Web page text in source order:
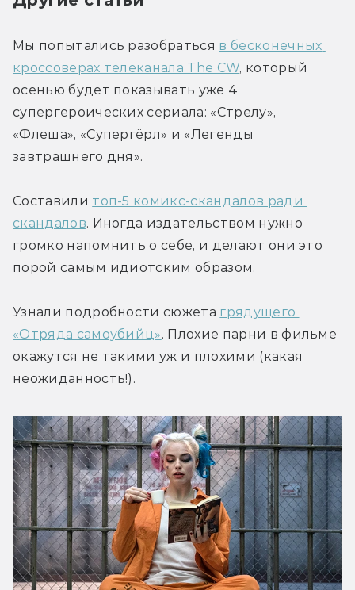
Мы попытались разобраться в бесконечных
кроссоверах телеканала The CW, который
осенью будет показывать уже 4
супергероических сериала: «Стрелу»,
«Флеша», «Супергёрл» и «Легенды
завтрашнего дня».
Составили топ-5 комикс-скандалов ради
скандалов. Иногда издательством нужно
громко напомнить о себе, и делают они это
порой самым идиотским образом.
Узнали подробности сюжета грядущего
«Отряда самоубийц». Плохие парни в фильме
окажутся не такими уж и плохими (какая
неожиданность!).